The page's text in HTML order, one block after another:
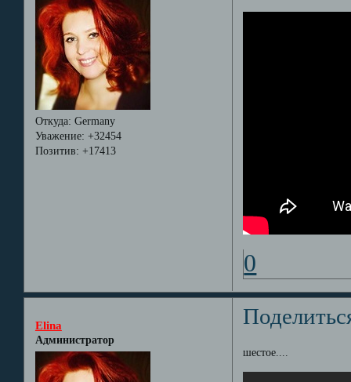
Откуда: Germany
Уважение: +32454
Позитив: +17413
0
Elina
Администратор
шестое....